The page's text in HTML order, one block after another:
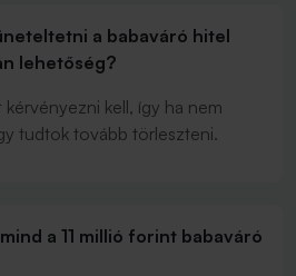
a babaváró hitel
lehetőség?
kell, így ha nem
tudtok tovább törleszteni.
a 11 millió forint babaváró